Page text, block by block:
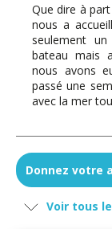
Que dire à
nous a
seulement
bateau mais
nous avons
passé une
avec la mer
Odile lorber -
Une plongée
Donnez votre
Voir tous